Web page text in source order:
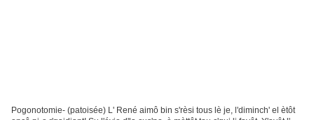
Pogonotomie- (patoisée) L' René aimô bin s'rèsi tous lè je, l'diminch' el ètôt